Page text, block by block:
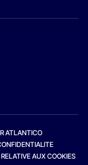
ATLANTICO
AUX COOKIES